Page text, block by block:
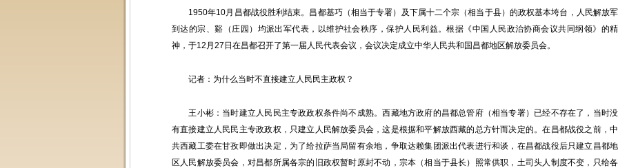
1950年10月昌都战役胜利结束。昌都基巧（相当于专署）及下属十二个宗（相当于县）的政权基本垮台，人民解放军
到达的宗、谿（庄园）均派出军代表，以维护社会秩序，保护人民利益。根据《中国人民政治协商会议共同纲领》的精
神，于12月27日在昌都召开了第一届人民代表会议，会议决定成立中华人民共和国昌都地区解放委员会。
记者：为什么当时不直接建立人民民主政权？
王小彬：当时建立人民民主专政政权条件尚不成熟。西藏地方政府的昌都总管府（相当专署）已经不存在了，当时没
有直接建立人民民主专政政权，只建立人民解放委员会，这是根据和平解放西藏的总方针而决定的。在昌都战役之前，中
共西藏工委在甘孜即做出决定，为了给拉萨当局留有余地，争取达赖集团派出代表进行和谈，在昌都战役后只建立昌都地
区人民解放委员会，对昌都所属各宗的旧政权暂时原封不动，宗本（相当于县长）照常供职，土司头人制度不变，只给各